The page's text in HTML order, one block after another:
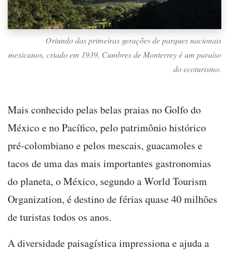
Oriundo das primeiras gerações de parques nacionais
mexicanos, criado em 1939, Cumbres de Monterrey é um paraíso
do ecoturismo.
Mais conhecido pelas belas praias no Golfo do
México e no Pacífico, pelo patrimônio histórico
pré-colombiano e pelos mescais, guacamoles e
tacos de uma das mais importantes gastronomias
do planeta, o México, segundo a World Tourism
Organization, é destino de férias quase 40 milhões
de turistas todos os anos.
A diversidade paisagística impressiona e ajuda a